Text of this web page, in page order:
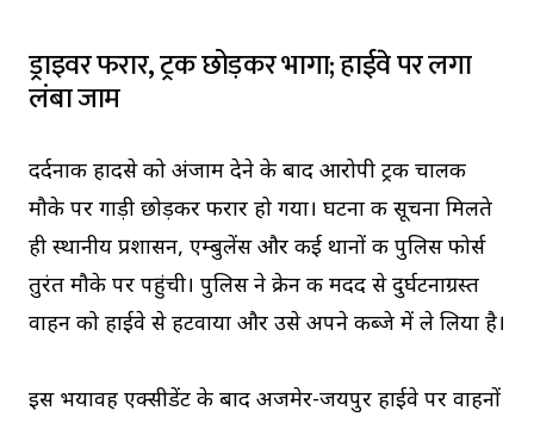
ड्राइवर फरार, ट्रक छोड़कर भागा; हाईवे पर लगा
लंबा जाम
दर्दनाक हादसे को अंजाम देने के बाद आरोपी ट्रक चालक
मौके पर गाड़ी छोड़कर फरार हो गया। घटना की सूचना मिलते
ही स्थानीय प्रशासन, एम्बुलेंस और कई थानों की पुलिस फोर्स
तुरंत मौके पर पहुंची। पुलिस ने क्रेन की मदद से दुर्घटनाग्रस्त
वाहन को हाईवे से हटवाया और उसे अपने कब्जे में ले लिया है।
इस भयावह एक्सीडेंट के बाद अजमेर-जयपुर हाईवे पर वाहनों